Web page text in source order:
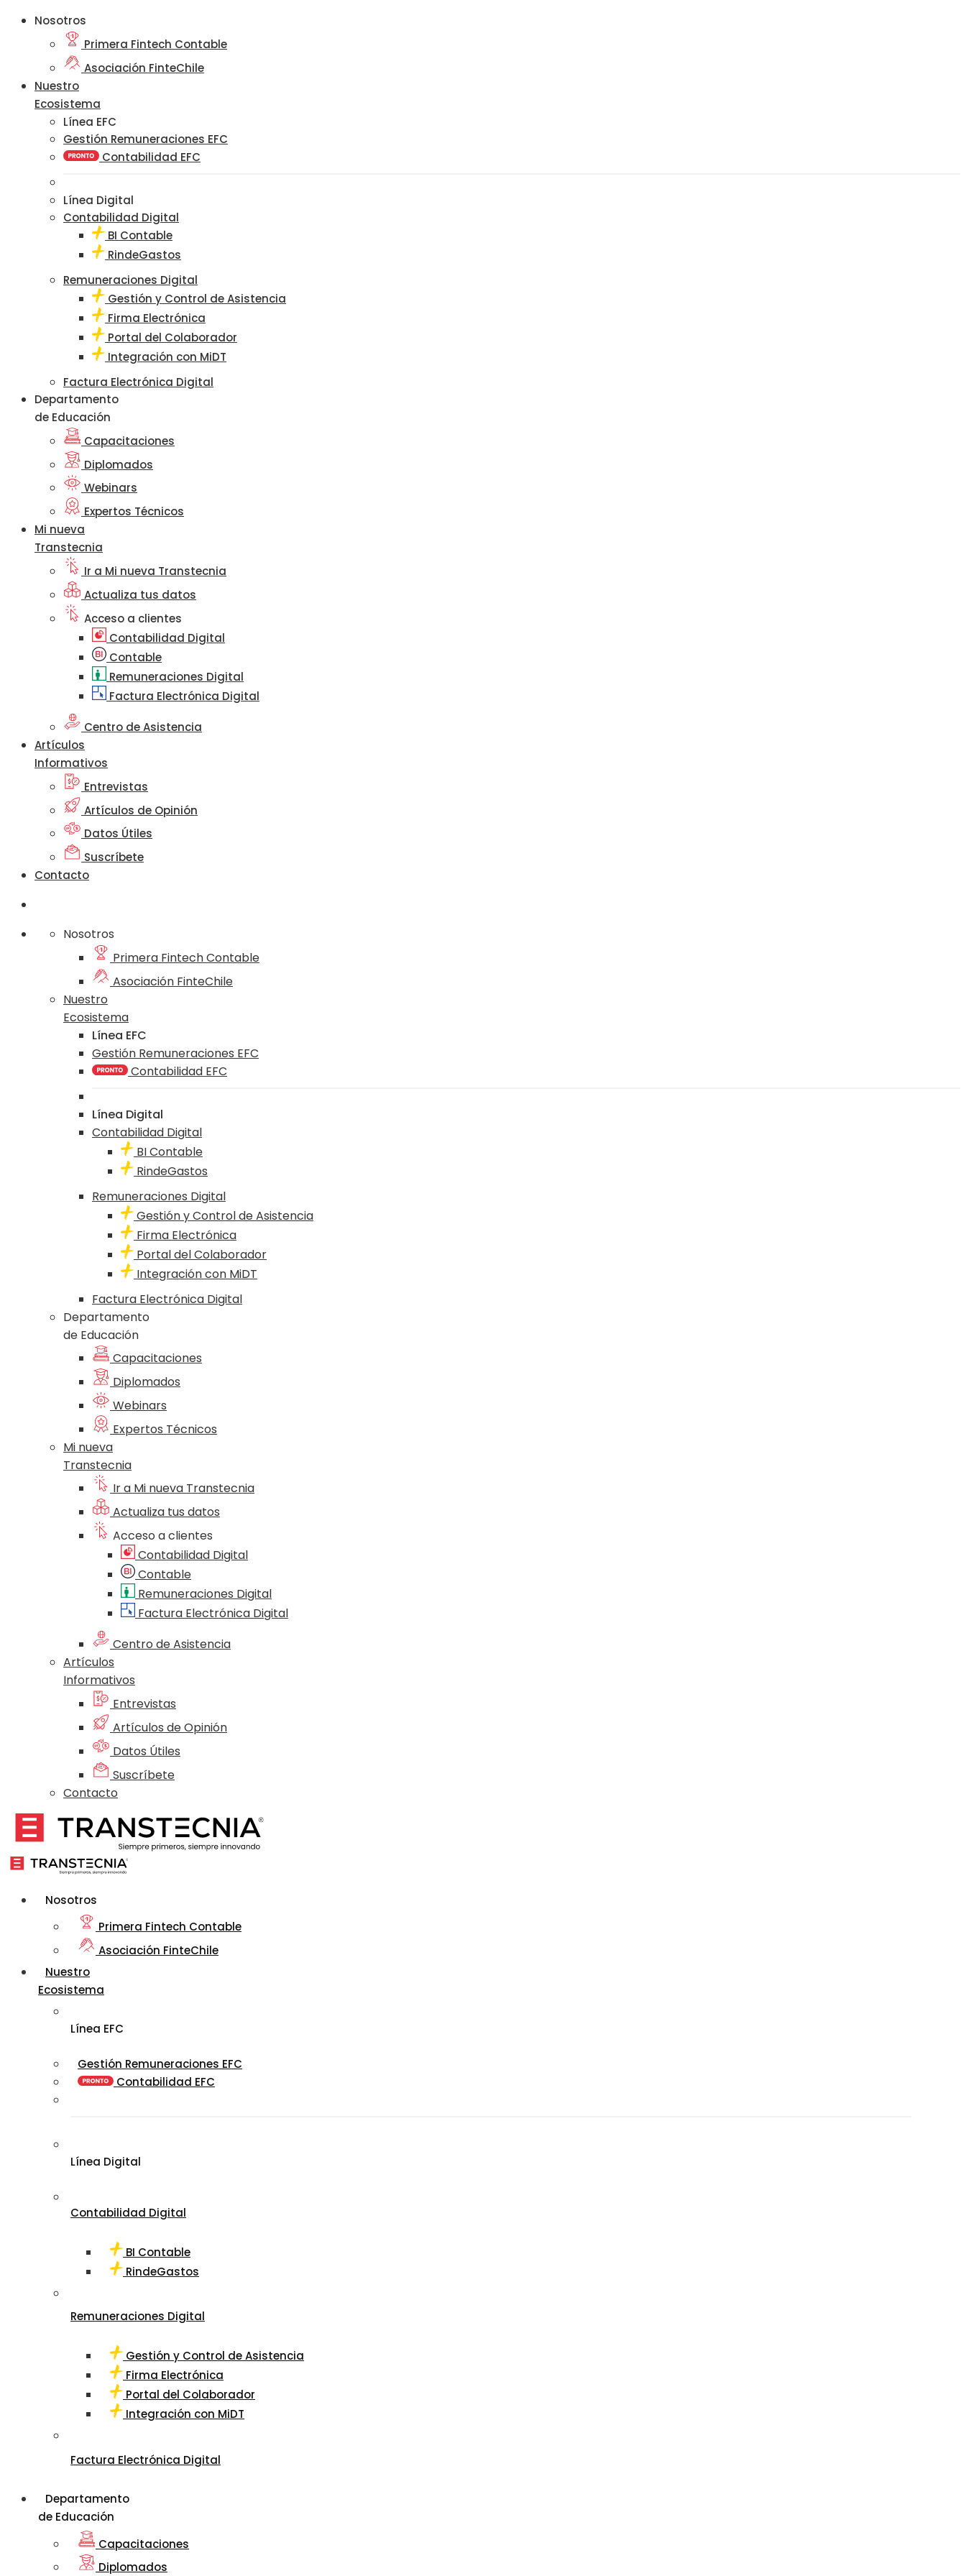
Nosotros
Primera Fintech Contable
Asociación FinteChile
Nuestro
Ecosistema
Línea EFC
Gestión Remuneraciones EFC
Contabilidad EFC
Línea Digital
Contabilidad Digital
BI Contable
RindeGastos
Remuneraciones Digital
Gestión y Control de Asistencia
Firma Electrónica
Portal del Colaborador
Integración con MiDT
Factura Electrónica Digital
Departamento
de Educación
Capacitaciones
Diplomados
Webinars
Expertos Técnicos
Mi nueva
Transtecnia
Ir a Mi nueva Transtecnia
Actualiza tus datos
Acceso a clientes
Contabilidad Digital
Contable
Remuneraciones Digital
Factura Electrónica Digital
Centro de Asistencia
Artículos
Informativos
Entrevistas
Artículos de Opinión
Datos Útiles
Suscríbete
Contacto
Nosotros
Primera Fintech Contable
Asociación FinteChile
Nuestro
Ecosistema
Línea EFC
Gestión Remuneraciones EFC
Contabilidad EFC
Línea Digital
Contabilidad Digital
BI Contable
RindeGastos
Remuneraciones Digital
Gestión y Control de Asistencia
Firma Electrónica
Portal del Colaborador
Integración con MiDT
Factura Electrónica Digital
Departamento
de Educación
Capacitaciones
Diplomados
Webinars
Expertos Técnicos
Mi nueva
Transtecnia
Ir a Mi nueva Transtecnia
Actualiza tus datos
Acceso a clientes
Contabilidad Digital
Contable
Remuneraciones Digital
Factura Electrónica Digital
Centro de Asistencia
Artículos
Informativos
Entrevistas
Artículos de Opinión
Datos Útiles
Suscríbete
Contacto
Nosotros
Primera Fintech Contable
Asociación FinteChile
Nuestro
Ecosistema
Línea EFC
Gestión Remuneraciones EFC
Contabilidad EFC
Línea Digital
Contabilidad Digital
BI Contable
RindeGastos
Remuneraciones Digital
Gestión y Control de Asistencia
Firma Electrónica
Portal del Colaborador
Integración con MiDT
Factura Electrónica Digital
Departamento
de Educación
Capacitaciones
Diplomados